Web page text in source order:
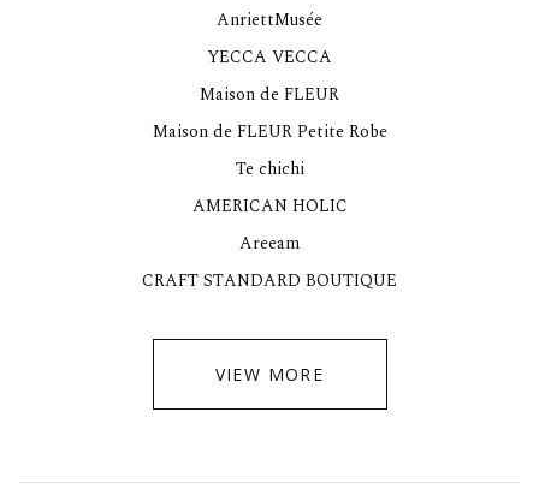
AnriettMusée
YECCA VECCA
Maison de FLEUR
Maison de FLEUR Petite Robe
Te chichi
AMERICAN HOLIC
Areeam
CRAFT STANDARD BOUTIQUE
VIEW MORE